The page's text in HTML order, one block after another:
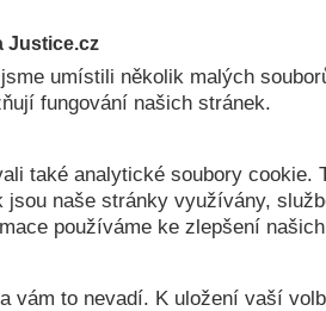
Justice.cz
umístili několik malých
fungování našich stránek.
také analytické soubory cookie.
jsou naše stránky využívány,
používáme ke zlepšení
vám to nevadí. K uložení vaší